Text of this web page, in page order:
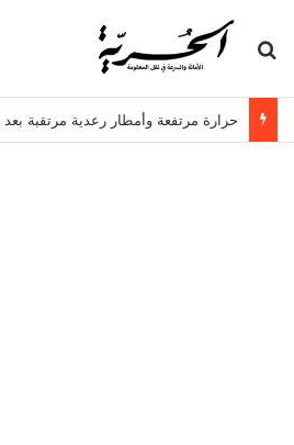
بحث عن
حرارة مرتفعة وأمطار رعدية مرتقبة بعد